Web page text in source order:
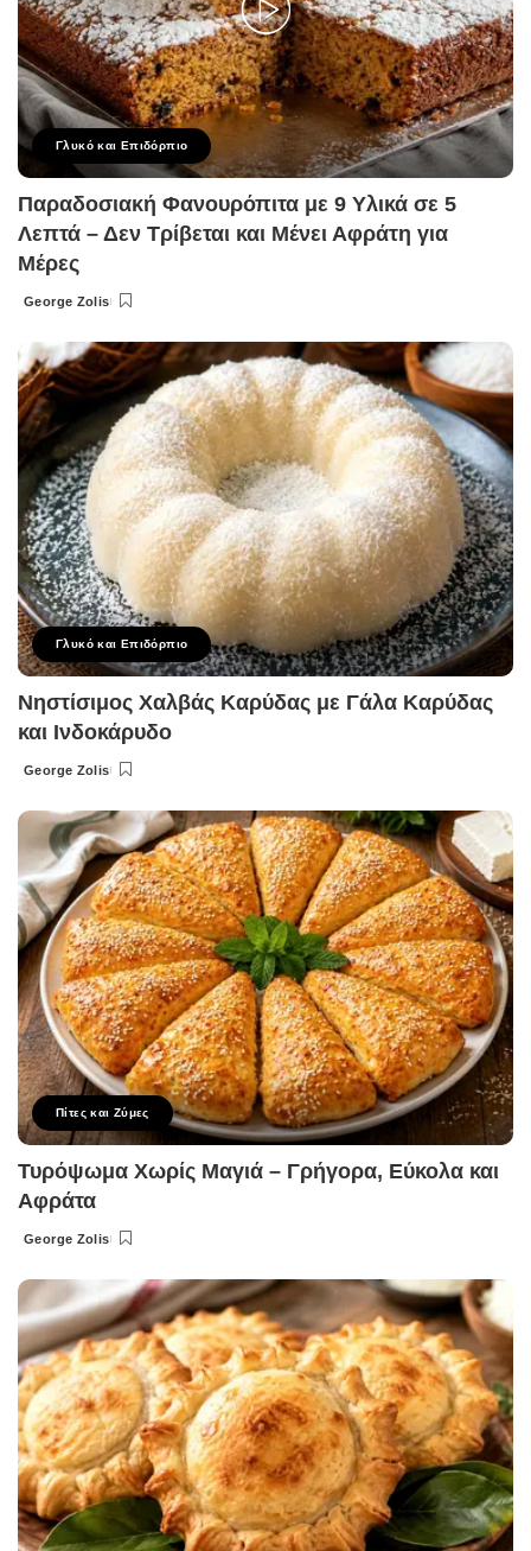
Γλυκό και Επιδόρπιο
Παραδοσιακή Φανουρόπιτα με 9 Υλικά σε 5
Λεπτά – Δεν Τρίβεται και Μένει Αφράτη για
Μέρες
Posted
George Zolis
Γλυκό και Επιδόρπιο
Νηστίσιμος Χαλβάς Καρύδας με Γάλα Καρύδας
και Ινδοκάρυδο
Posted
George Zolis
Πίτες και Ζύμες
Τυρόψωμα Χωρίς Μαγιά – Γρήγορα, Εύκολα και
Αφράτα
Posted
George Zolis